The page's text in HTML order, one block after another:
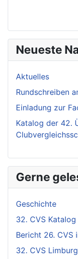
Neueste
Aktuelles
Rundschreiben
Einladung zur
Katalog der 42.
Gerne
Geschichte
32. CVS
Bericht 26. CVS
32. CVS